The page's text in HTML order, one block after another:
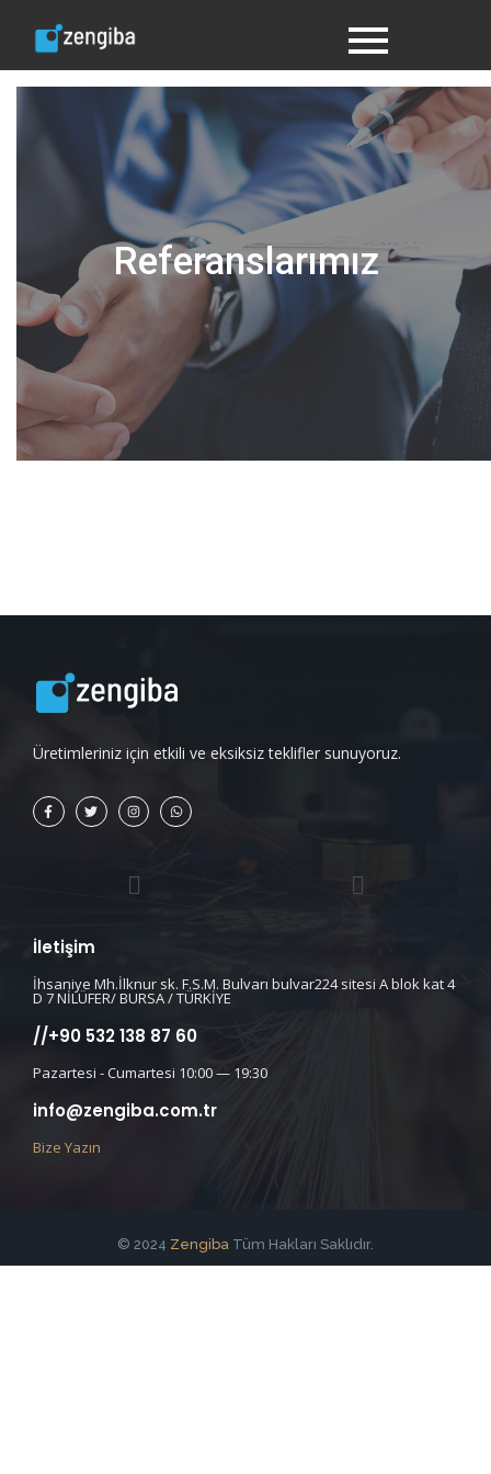
Referanslarımız
Üretimleriniz için etkili ve eksiksiz teklifler sunuyoruz.
İletişim
İhsaniye Mh.İlknur sk. F.S.M. Bulvarı bulvar224 sitesi A blok kat 4
D 7 NİLÜFER/ BURSA / TÜRKİYE
//+90 532 138 87 60
Pazartesi - Cumartesi 10:00 — 19:30
info@zengiba.com.tr
Bize Yazın
© 2024 Zengiba Tüm Hakları Saklıdır.